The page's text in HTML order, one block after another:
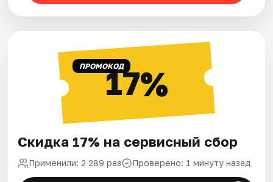
ПРОМОКОД17%
Скидка 17% на сервисный сбор
Применили: 2 289 раз Проверено: 1 минуту назад